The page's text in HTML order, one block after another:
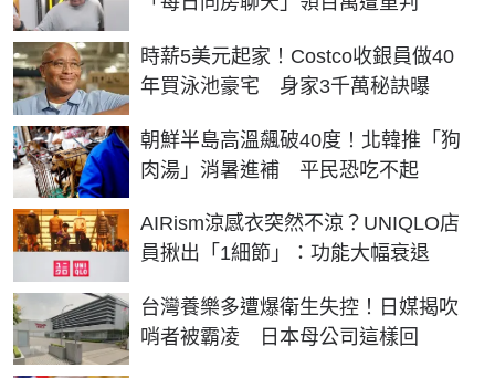
時薪5美元起家！Costco收銀員做40
年買泳池豪宅 身家3千萬秘訣曝
朝鮮半島高溫飆破40度！北韓推「狗
肉湯」消暑進補 平民恐吃不起
AIRism涼感衣突然不涼？UNIQLO店
員揪出「1細節」：功能大幅衰退
台灣養樂多遭爆衛生失控！日媒揭吹
哨者被霸凌 日本母公司這樣回